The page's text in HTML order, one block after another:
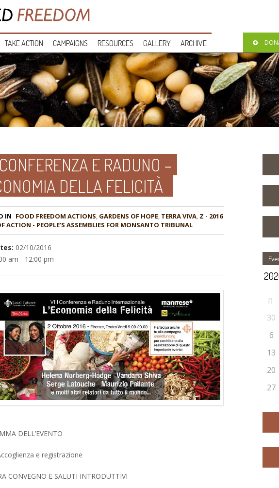
TAKE ACTION CAMPAIGNS RESOURCES GALLERY ARCHIVE
E RADUNO –
DELLA FELICITÀ
IN FOOD FREEDOM ACTIONS, GARDENS OF HOPE, TERRA VIVA, Z - 2016
ACTION - PEOPLE'S ASSEMBLIES FOR MONSANTO TRIBUNAL
02/10/2016
am - 12:00 pm
DELL’EVENTO
e registrazione
CONVEGNO E SALUTI INTRODUTTIVI
П
30
6
13
20
27